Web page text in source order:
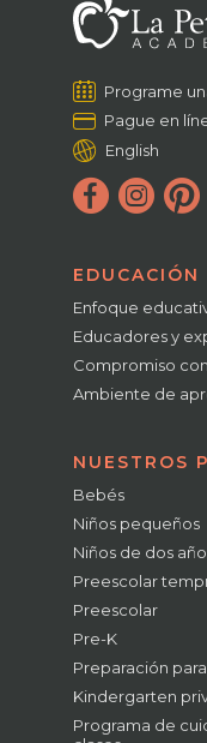
Programe
Pague en
English
EDUCACIÓN
Enfoque
Educadores y
Compromiso
Ambiente de
NUESTROS
Bebés
Niños pequeños
Niños de dos
Preescolar
Preescolar
Pre-K
Preparación
Kindergarten
Programa de